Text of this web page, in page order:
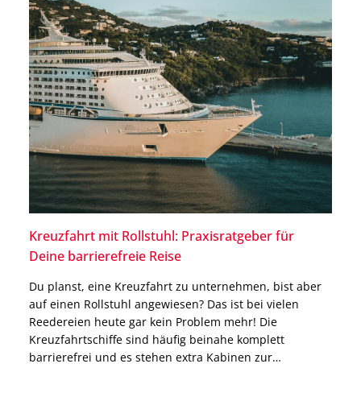
Kreuzfahrt mit Rollstuhl: Praxisratgeber für
Deine barrierefreie Reise
Du planst, eine Kreuzfahrt zu unternehmen, bist aber
auf einen Rollstuhl angewiesen? Das ist bei vielen
Reedereien heute gar kein Problem mehr! Die
Kreuzfahrtschiffe sind häufig beinahe komplett
barrierefrei und es stehen extra Kabinen zur